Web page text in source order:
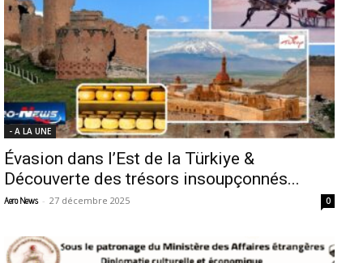
- A LA UNE
Évasion dans l’Est de la Türkiye &
Découverte des trésors insoupçonnés...
Aero News - 27 décembre 2025 0